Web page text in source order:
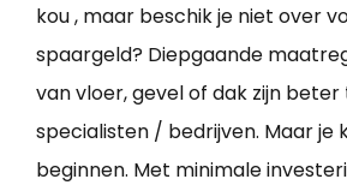
kou , maar beschik je niet over
spaargeld? Diepgaande
van vloer, gevel of dak zijn
specialisten / bedrijven. Maar je
beginnen. Met minimale